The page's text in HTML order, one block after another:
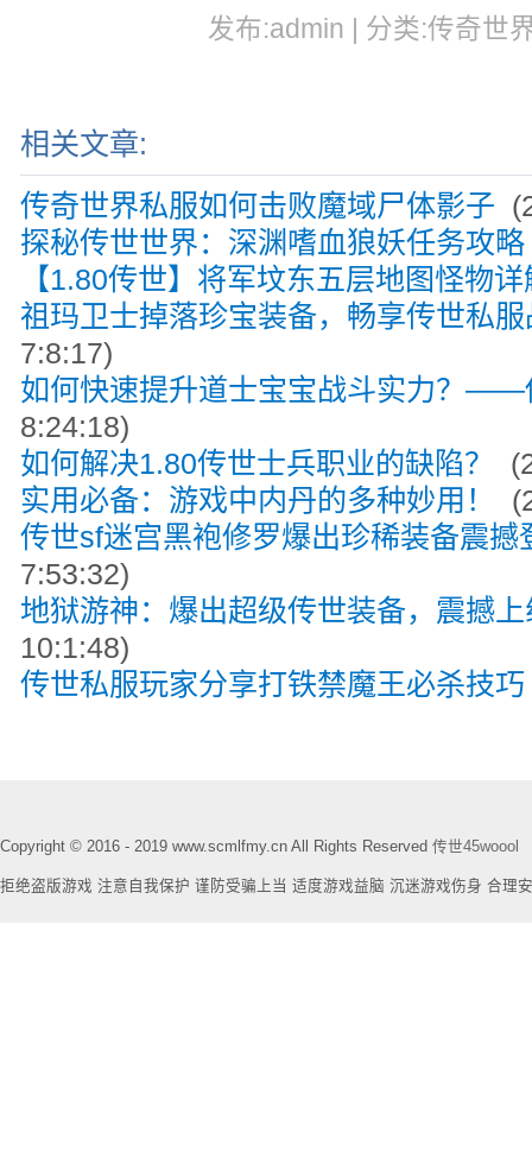
发布:admin | 分类:传奇世
相关文章:
传奇世界私服如何击败魔域尸体影子
探秘传世世界：深渊嗜血狼妖任务攻略
【1.80传世】将军坟东五层地图怪物详
祖玛卫士掉落珍宝装备，畅享传世私
7:8:17)
如何快速提升道士宝宝战斗实力？——
8:24:18)
如何解决1.80传世士兵职业的缺陷？
实用必备：游戏中内丹的多种妙用！
传世sf迷宫黑袍修罗爆出珍稀装备震撼
7:53:32)
地狱游神：爆出超级传世装备，震撼
10:1:48)
传世私服玩家分享打铁禁魔王必杀技巧
Copyright © 2016 - 2019 www.scmlfmy.cn All Rights Reserved 传世45woool
拒绝盗版游戏 注意自我保护 谨防受骗上当 适度游戏益脑 沉迷游戏伤身 合理